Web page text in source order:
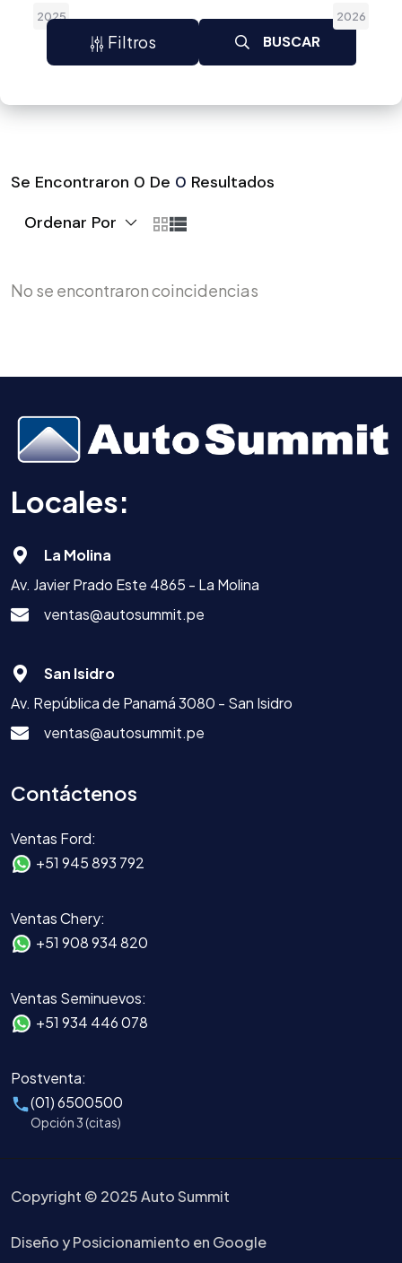
2025 2026
Filtros BUSCAR
Se Encontraron 0 De 0 Resultados
Ordenar Por
No se encontraron coincidencias
Locales:
La Molina
Av. Javier Prado Este 4865 - La Molina
ventas@autosummit.pe
San Isidro
Av. República de Panamá 3080 - San Isidro
ventas@autosummit.pe
Contáctenos
Ventas Ford:
+51 945 893 792
Ventas Chery:
+51 908 934 820
Ventas Seminuevos:
+51 934 446 078
Postventa:
(01) 6500500
Opción 3 (citas)
Copyright © 2025 Auto Summit
Diseño y Posicionamiento en Google